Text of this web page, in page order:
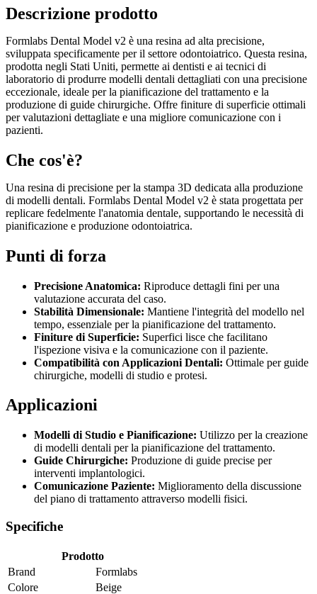
Descrizione prodotto
Formlabs Dental Model v2 è una resina ad alta precisione,
sviluppata specificamente per il settore odontoiatrico. Questa resina,
prodotta negli Stati Uniti, permette ai dentisti e ai tecnici di
laboratorio di produrre modelli dentali dettagliati con una precisione
eccezionale, ideale per la pianificazione del trattamento e la
produzione di guide chirurgiche. Offre finiture di superficie ottimali
per valutazioni dettagliate e una migliore comunicazione con i
pazienti.
Che cos'è?
Una resina di precisione per la stampa 3D dedicata alla produzione
di modelli dentali. Formlabs Dental Model v2 è stata progettata per
replicare fedelmente l'anatomia dentale, supportando le necessità di
pianificazione e produzione odontoiatrica.
Punti di forza
Precisione Anatomica: Riproduce dettagli fini per una
valutazione accurata del caso.
Stabilità Dimensionale: Mantiene l'integrità del modello nel
tempo, essenziale per la pianificazione del trattamento.
Finiture di Superficie: Superfici lisce che facilitano
l'ispezione visiva e la comunicazione con il paziente.
Compatibilità con Applicazioni Dentali: Ottimale per guide
chirurgiche, modelli di studio e protesi.
Applicazioni
Modelli di Studio e Pianificazione: Utilizzo per la creazione
di modelli dentali per la pianificazione del trattamento.
Guide Chirurgiche: Produzione di guide precise per
interventi implantologici.
Comunicazione Paziente: Miglioramento della discussione
del piano di trattamento attraverso modelli fisici.
Specifiche
Prodotto
Brand
Formlabs
Colore
Beige